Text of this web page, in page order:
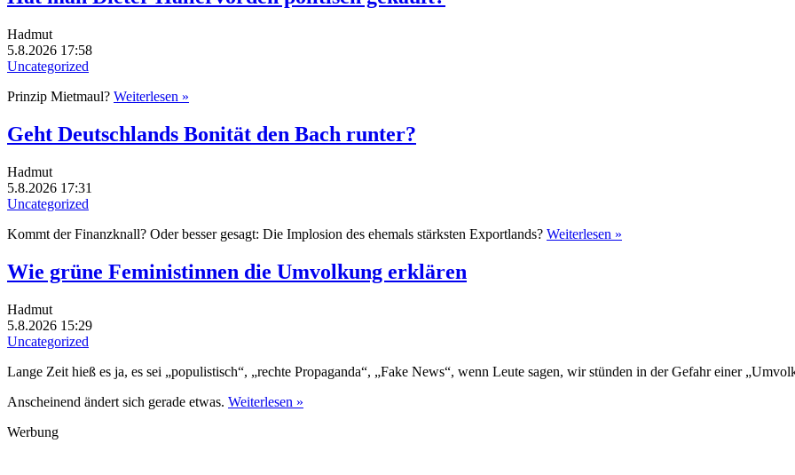
Hadmut
5.8.2026 17:58
Uncategorized
Prinzip Mietmaul? Weiterlesen »
Geht Deutschlands Bonität den Bach runter?
Hadmut
5.8.2026 17:31
Uncategorized
Kommt der Finanzknall? Oder besser gesagt: Die Implosion des ehemals stärksten Exportlands? Weiterlesen »
Wie grüne Feministinnen die Umvolkung erklären
Hadmut
5.8.2026 15:29
Uncategorized
Lange Zeit hieß es ja, es sei „populistisch“, „rechte Propaganda“, „Fake News“, wenn Leute sagen, wir stünden in der Gefahr einer
Anscheinend ändert sich gerade etwas. Weiterlesen »
Werbung